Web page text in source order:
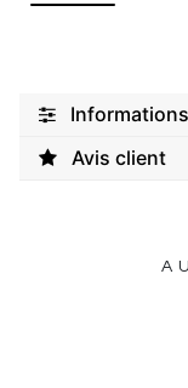
Avis client